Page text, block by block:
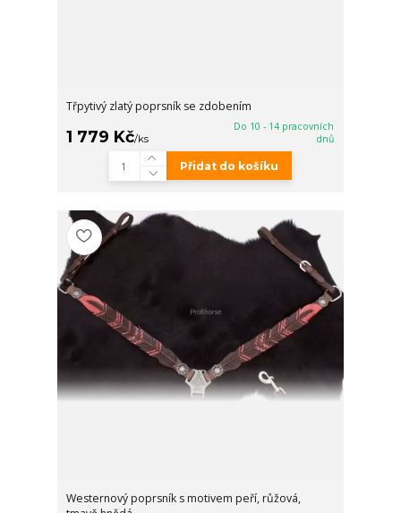
Třpytivý zlatý poprsník se zdobením
1 779 Kč/ks
Do 10 - 14 pracovních
dnů
Přidat do košíku
Westernový poprsník s motivem peří, růžová,